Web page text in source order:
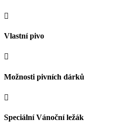

Vlastní pivo

Možnosti pivních dárků

Speciální Vánoční ležák